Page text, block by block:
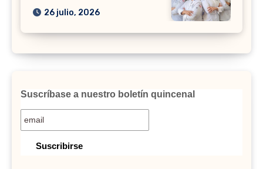
26 julio, 2026
Suscríbase a nuestro boletín quincenal